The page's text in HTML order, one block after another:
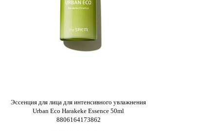
Эссенция для лица для интенсивного увлажнения
Urban Eco Harakeke Essence 50ml
8806164173862